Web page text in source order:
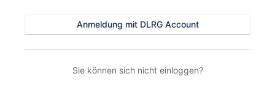
Anmeldung mit DLRG Account
Sie können sich nicht einloggen?